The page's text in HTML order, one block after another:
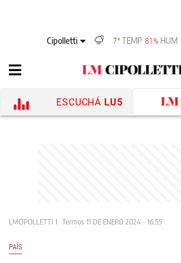
Cipolletti 7° TEMP 81% HUM
ESCUCHÁ LU5
LMCIPOLLETTI Termos 11 DE ENERO 2024 - 16:55
PAÍS